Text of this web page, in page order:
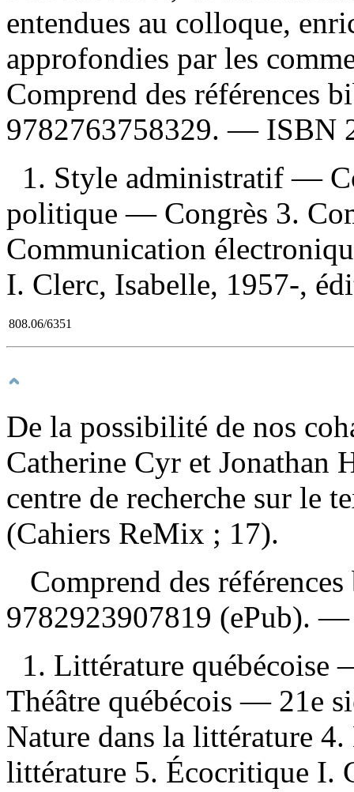
entendues au colloque,
approfondies par les
Comprend des références
9782763758329. — ISBN
1. Style administratif —
politique — Congrès 3.
Communication
I. Clerc, Isabelle, 1957-,
808.06/6351
De la possibilité de nos
Catherine Cyr et
centre de recherche sur le
(Cahiers ReMix ; 17).
Comprend des
9782923907819 (ePub).
1. Littérature
Théâtre québécois — 21e
Nature dans la littérature
littérature 5. Écocritique I.